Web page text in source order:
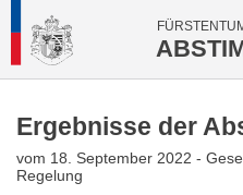
Ergebnisse der
vom 18. September 2022 -
Regelung